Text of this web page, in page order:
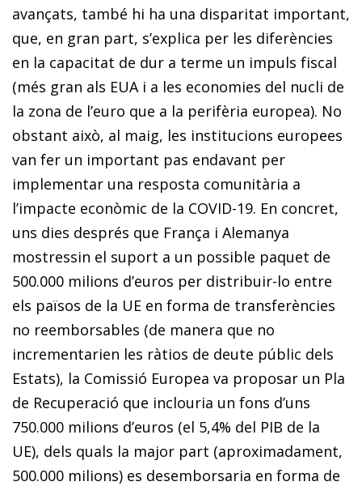
avançats, també hi ha una disparitat important,
que, en gran part, s’explica per les diferències
en la capacitat de dur a terme un impuls fiscal
(més gran als EUA i a les economies del nucli de
la zona de l’euro que a la perifèria europea). No
obstant això, al maig, les institucions europees
van fer un important pas endavant per
implementar una resposta comunitària a
l’impacte econòmic de la COVID-19. En concret,
uns dies després que França i Alemanya
mostressin el suport a un possible paquet de
500.000 milions d’euros per distribuir-lo entre
els països de la UE en forma de transferències
no reemborsables (de manera que no
incrementarien les ràtios de deute públic dels
Estats), la Comissió Europea va proposar un Pla
de Recuperació que inclouria un fons d’uns
750.000 milions d’euros (el 5,4% del PIB de la
UE), dels quals la major part (aproximadament,
500.000 milions) es desemborsaria en forma de